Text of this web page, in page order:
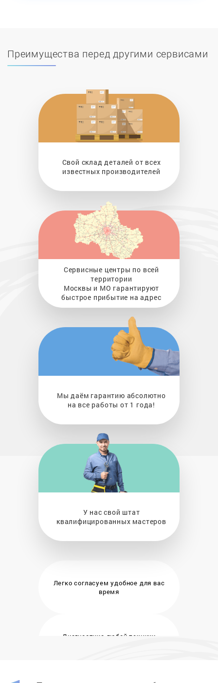
Преимущества перед другими сервисами
Свой склад деталей от всех
известных производителей
Сервисные центры по всей
территории
Москвы и МО гарантируют
быстрое прибытие на адрес
Мы даём гарантию абсолютно
на все работы от 1 года!
У нас свой штат
квалифицированных мастеров
Легко согласуем удобное для вас
время
Диагностика любой техники